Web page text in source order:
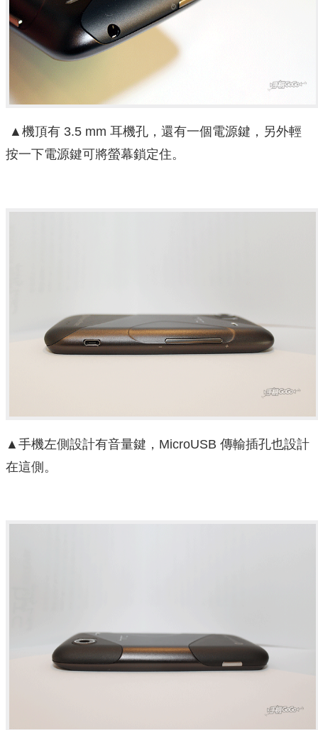
▲機頂有 3.5 mm 耳機孔，還有一個電源鍵，另外輕
按一下電源鍵可將螢幕鎖定住。
▲手機左側設計有音量鍵，MicroUSB 傳輸插孔也設計
在這側。